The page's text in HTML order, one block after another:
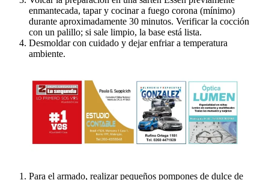
enmantecada, tapar y cocinar a fuego corona (mínimo)
durante aproximadamente 30 minutos. Verificar la cocción
con un palillo; si sale limpio, la base está lista.
Desmoldar con cuidado y dejar enfriar a temperatura
ambiente.
Para el armado, realizar pequeños pompones de dulce de